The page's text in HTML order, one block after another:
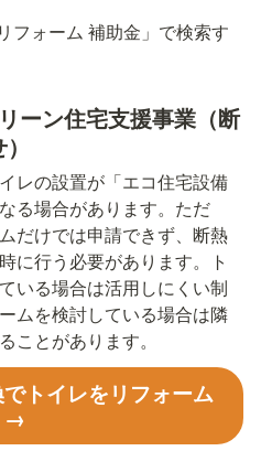
フォーム 補助金」で検索す
ーン住宅支援事業（断
レの設置が「エコ住宅設備
る場合があります。ただ
だけでは申請できず、断熱
に行う必要があります。ト
いる場合は活用しにくい制
ムを検討している場合は隣
ことがあります。
トイレをリフォーム
→